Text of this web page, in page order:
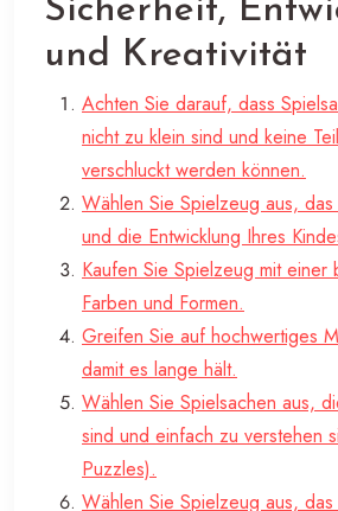
Sicherheit,
und Kreativität
Achten Sie darauf, dass
nicht zu klein sind und keine
verschluckt werden können.
Wählen Sie Spielzeug aus,
und die Entwicklung Ihres
Kaufen Sie Spielzeug mit einer
Farben und Formen.
Greifen Sie auf hochwertiges
damit es lange hält.
Wählen Sie Spielsachen aus,
sind und einfach zu verstehen
Puzzles).
Wählen Sie Spielzeug aus,